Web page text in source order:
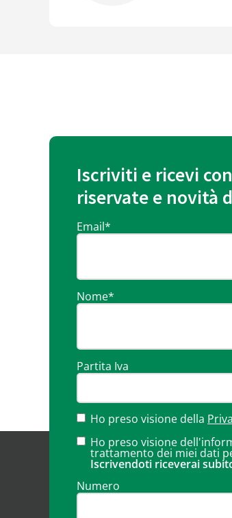
Iscriviti e ricevi
riservate e novità
Email*
Nome*
Partita Iva
Ho preso visione della
Ho preso visione
trattamento dei miei dati
Iscrivendoti riceverai
Numero